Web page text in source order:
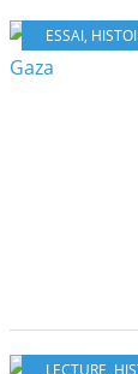
ESSAI,
LECTURE,